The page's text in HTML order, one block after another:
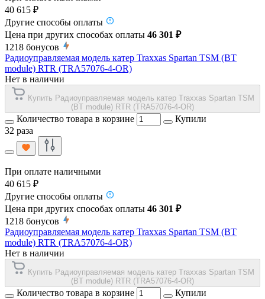
40 615 ₽
Другие способы оплаты
Цена при других способах оплаты 46 301 ₽
1218 бонусов
Радиоуправляемая модель катер Traxxas Spartan TSM (BT
module) RTR (TRA57076-4-OR)
Нет в наличии
Купить Радиоуправляемая модель катер Traxxas Spartan TSM
(BT module) RTR (TRA57076-4-OR)
Количество товара в корзине
Купили
32 раза
При оплате наличными
40 615 ₽
Другие способы оплаты
Цена при других способах оплаты 46 301 ₽
1218 бонусов
Радиоуправляемая модель катер Traxxas Spartan TSM (BT
module) RTR (TRA57076-4-OR)
Нет в наличии
Купить Радиоуправляемая модель катер Traxxas Spartan TSM
(BT module) RTR (TRA57076-4-OR)
Количество товара в корзине
Купили